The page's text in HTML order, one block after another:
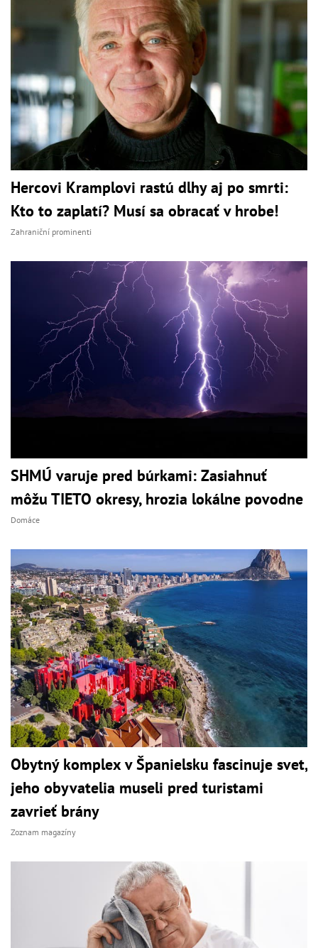
Hercovi Kramplovi rastú dlhy aj po smrti:
Kto to zaplatí? Musí sa obracať v hrobe!
Zahraniční prominenti
SHMÚ varuje pred búrkami: Zasiahnuť
môžu TIETO okresy, hrozia lokálne povodne
Domáce
Obytný komplex v Španielsku fascinuje svet,
jeho obyvatelia museli pred turistami
zavrieť brány
Zoznam magazíny